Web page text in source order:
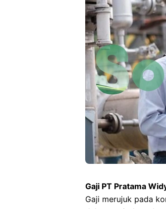
Gaji PT Pratama
Gaji merujuk pada